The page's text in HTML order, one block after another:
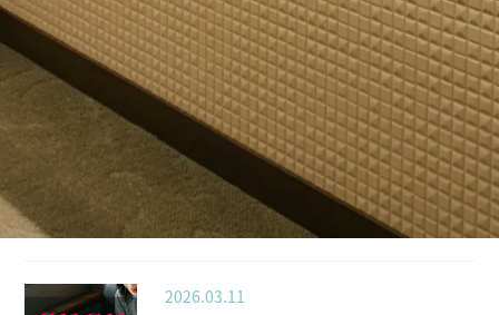
2026.03.11